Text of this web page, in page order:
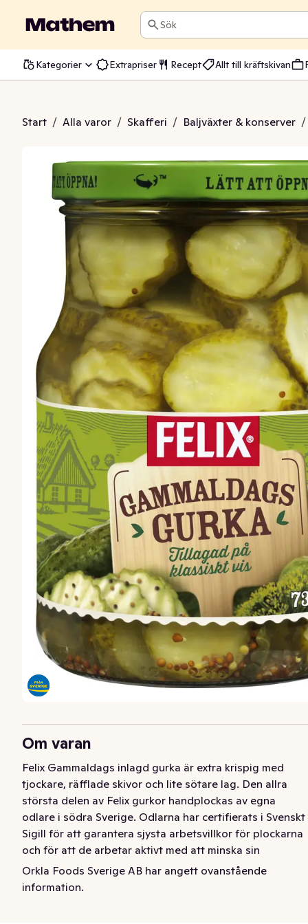
Sök
Kategorier Extrapriser Recept Allt till kräftskivan
Start / Alla varor / Skafferi / Baljväxter & konserver /
Gurka
Om varan
Felix Gammaldags inlagd gurka är extra krispig med
tjockare, räfflade skivor och lite sötare lag. Den allra
största delen av Felix gurkor handplockas av egna
odlare i södra Sverige. Odlarna har certifierats i Svenskt
Sigill för att garantera sjysta arbetsvillkor för plockarna
och för att de arbetar aktivt med att minska sin
klimatpåverkan. Eftersom vädret spelar en stor roll för
skörden händer det ibland att man måste importera en
Orkla Foods Sverige AB har angett ovanstående
information.